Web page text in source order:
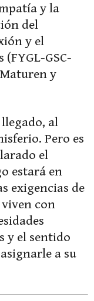
y la
del
y el
GSC-
y
al
Pero es
el
estará en
exigencias de
viven con
y el sentido
a su